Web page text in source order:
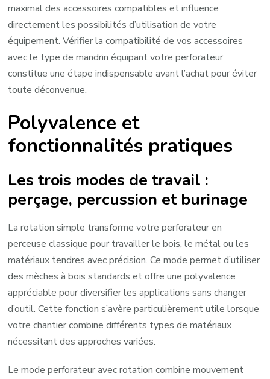
maximal des accessoires compatibles et influence
directement les possibilités d’utilisation de votre
équipement. Vérifier la compatibilité de vos accessoires
avec le type de mandrin équipant votre perforateur
constitue une étape indispensable avant l’achat pour éviter
toute déconvenue.
Polyvalence et
fonctionnalités pratiques
Les trois modes de travail :
perçage, percussion et burinage
La rotation simple transforme votre perforateur en
perceuse classique pour travailler le bois, le métal ou les
matériaux tendres avec précision. Ce mode permet d’utiliser
des mèches à bois standards et offre une polyvalence
appréciable pour diversifier les applications sans changer
d’outil. Cette fonction s’avère particulièrement utile lorsque
votre chantier combine différents types de matériaux
nécessitant des approches variées.
Le mode perforateur avec rotation combine mouvement